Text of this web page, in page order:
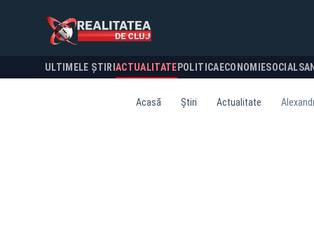
ULTIMELE ȘTIRI ACTUALITATE POLITICA ECONOMIESOCIAL
Acasă Știri Actualitate